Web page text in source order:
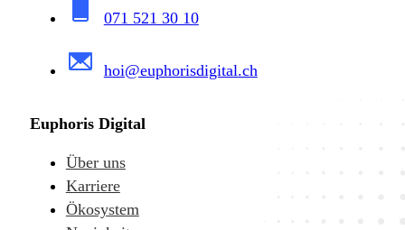
071 521 30 10
hoi@euphorisdigital.ch
Euphoris Digital
Über uns
Karriere
Ökosystem